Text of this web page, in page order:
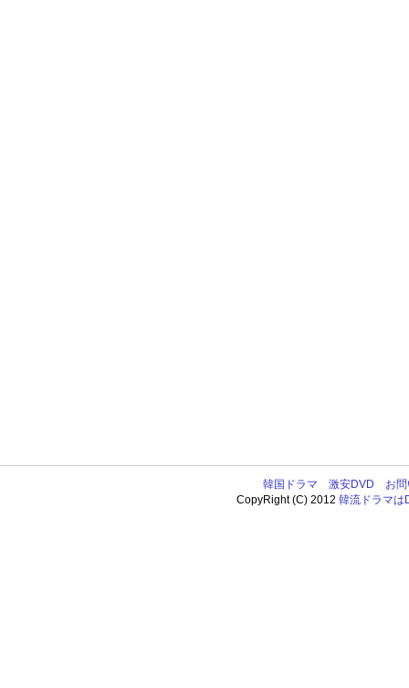
韓国ドラマ 激安DVD
お
CopyRight (C) 2012韓流ドラマは